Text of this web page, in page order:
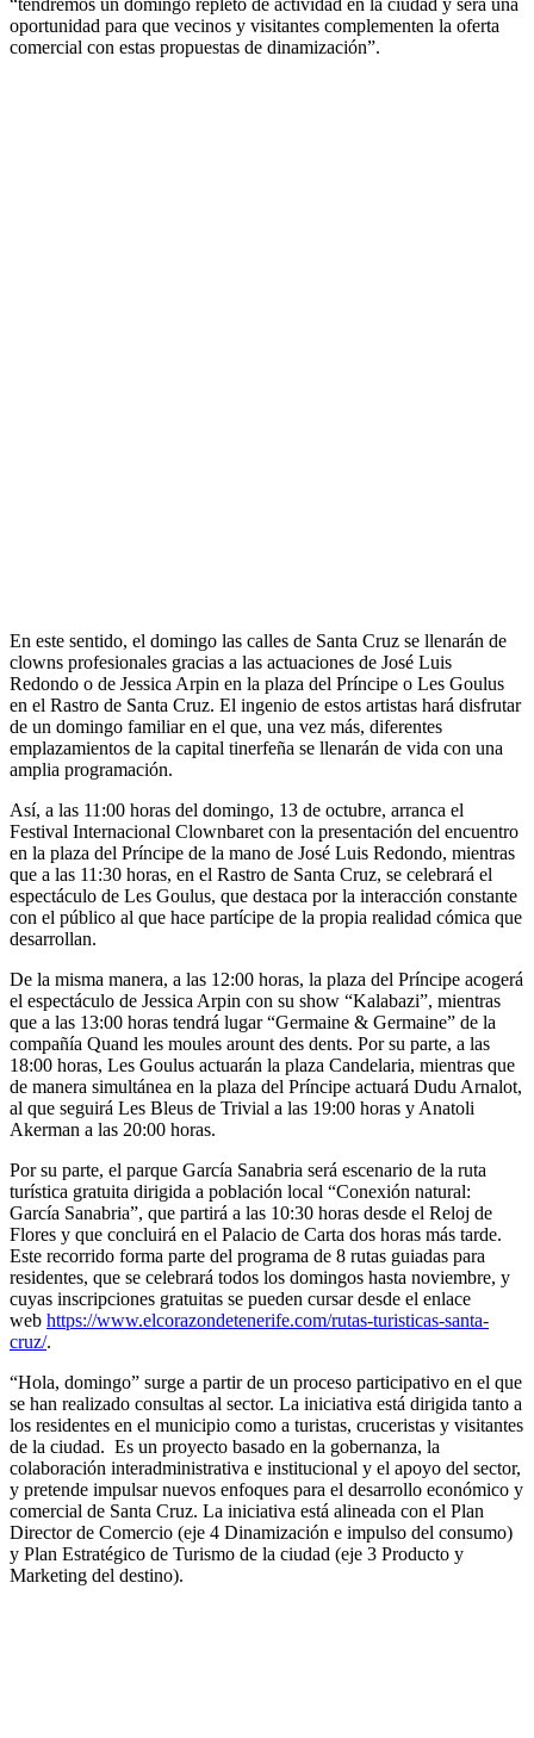
oportunidad para que vecinos y visitantes complementen la oferta
comercial con estas propuestas de dinamización”.
En este sentido, el domingo las calles de Santa Cruz se llenarán de
clowns profesionales gracias a las actuaciones de José Luis
Redondo o de Jessica Arpin en la plaza del Príncipe o Les Goulus
en el Rastro de Santa Cruz. El ingenio de estos artistas hará disfrutar
de un domingo familiar en el que, una vez más, diferentes
emplazamientos de la capital tinerfeña se llenarán de vida con una
amplia programación.
Así, a las 11:00 horas del domingo, 13 de octubre, arranca el
Festival Internacional Clownbaret con la presentación del encuentro
en la plaza del Príncipe de la mano de José Luis Redondo, mientras
que a las 11:30 horas, en el Rastro de Santa Cruz, se celebrará el
espectáculo de Les Goulus, que destaca por la interacción constante
con el público al que hace partícipe de la propia realidad cómica que
desarrollan.
De la misma manera, a las 12:00 horas, la plaza del Príncipe acogerá
el espectáculo de Jessica Arpin con su show “Kalabazi”, mientras
que a las 13:00 horas tendrá lugar “Germaine & Germaine” de la
compañía Quand les moules arount des dents. Por su parte, a las
18:00 horas, Les Goulus actuarán la plaza Candelaria, mientras que
de manera simultánea en la plaza del Príncipe actuará Dudu Arnalot,
al que seguirá Les Bleus de Trivial a las 19:00 horas y Anatoli
Akerman a las 20:00 horas.
Por su parte, el parque García Sanabria será escenario de la ruta
turística gratuita dirigida a población local “Conexión natural:
García Sanabria”, que partirá a las 10:30 horas desde el Reloj de
Flores y que concluirá en el Palacio de Carta dos horas más tarde.
Este recorrido forma parte del programa de 8 rutas guiadas para
residentes, que se celebrará todos los domingos hasta noviembre, y
cuyas inscripciones gratuitas se pueden cursar desde el enlace
web https://www.elcorazondetenerife.com/rutas-turisticas-santa-
cruz/.
“Hola, domingo” surge a partir de un proceso participativo en el que
se han realizado consultas al sector. La iniciativa está dirigida tanto a
los residentes en el municipio como a turistas, cruceristas y visitantes
de la ciudad. Es un proyecto basado en la gobernanza, la
colaboración interadministrativa e institucional y el apoyo del sector,
y pretende impulsar nuevos enfoques para el desarrollo económico y
comercial de Santa Cruz. La iniciativa está alineada con el Plan
Director de Comercio (eje 4 Dinamización e impulso del consumo)
y Plan Estratégico de Turismo de la ciudad (eje 3 Producto y
Marketing del destino).